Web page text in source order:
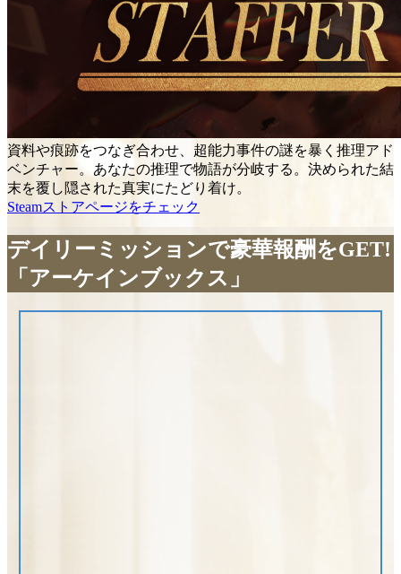
資料や痕跡をつなぎ合わせ、超能力事件の謎を暴く推理アド
ベンチャー。あなたの推理で物語が分岐する。決められた結
末を覆し隠された真実にたどり着け。
Steamストアページをチェック
デイリーミッションで豪華報酬をGET!
「アーケインブックス」